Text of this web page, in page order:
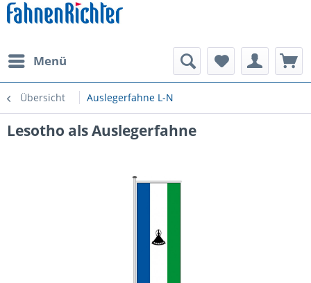
Menü
Übersicht Auslegerfahne L-N
Lesotho als Auslegerfahne